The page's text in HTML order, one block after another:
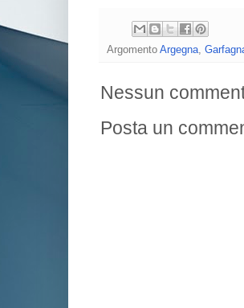
Argomento Argegna
Nessun
Posta un